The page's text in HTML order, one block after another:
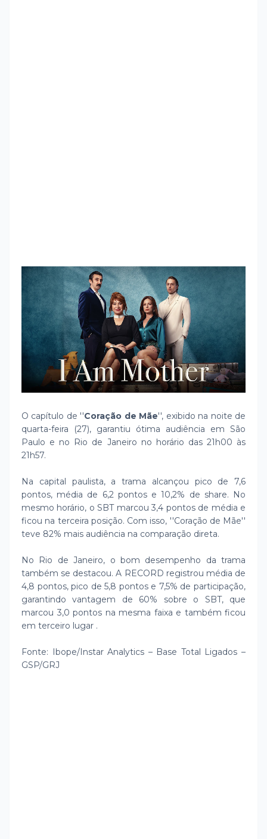
O capítulo de ''Coração de Mãe'', exibido na noite de
quarta-feira (27), garantiu ótima audiência em São
Paulo e no Rio de Janeiro no horário das 21h00 às
21h57.
Na capital paulista, a trama alcançou pico de 7,6
pontos, média de 6,2 pontos e 10,2% de share. No
mesmo horário, o SBT marcou 3,4 pontos de média e
ficou na terceira posição. Com isso, ''Coração de Mãe''
teve 82% mais audiência na comparação direta.
No Rio de Janeiro, o bom desempenho da trama
também se destacou. A RECORD registrou média de
4,8 pontos, pico de 5,8 pontos e 7,5% de participação,
garantindo vantagem de 60% sobre o SBT, que
marcou 3,0 pontos na mesma faixa e também ficou
em terceiro lugar .
Fonte: Ibope/Instar Analytics – Base Total Ligados –
GSP/GRJ